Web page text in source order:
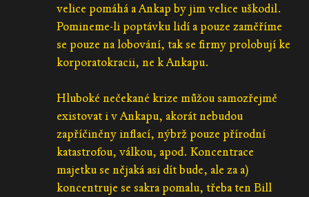
velice pomáhá a Ankap by jim velice uškodil.
Pomineme-li poptávku lidí a pouze zaměříme
se pouze na lobování, tak se firmy prolobují ke
korporatokracii, ne k Ankapu.
Hluboké nečekané krize můžou samozřejmě
existovat i v Ankapu, akorát nebudou
zapříčiněny inflací, nýbrž pouze přírodní
katastrofou, válkou, apod. Koncentrace
majetku se nějaká asi dít bude, ale za a)
koncentruje se sakra pomalu, třeba ten Bill